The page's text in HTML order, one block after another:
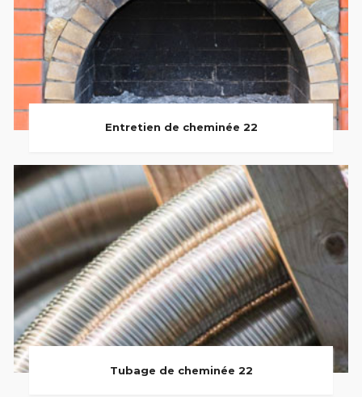
Entretien de cheminée 22
Tubage de cheminée 22